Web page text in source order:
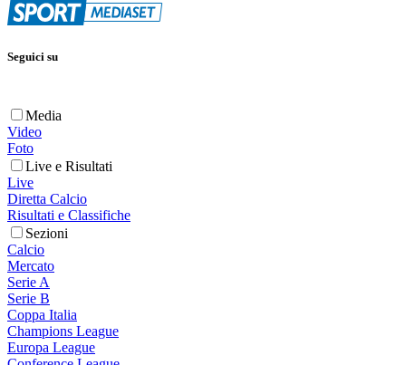
Seguici su
Media
Video
Foto
Live e Risultati
Live
Diretta Calcio
Risultati e Classifiche
Sezioni
Calcio
Mercato
Serie A
Serie B
Coppa Italia
Champions League
Europa League